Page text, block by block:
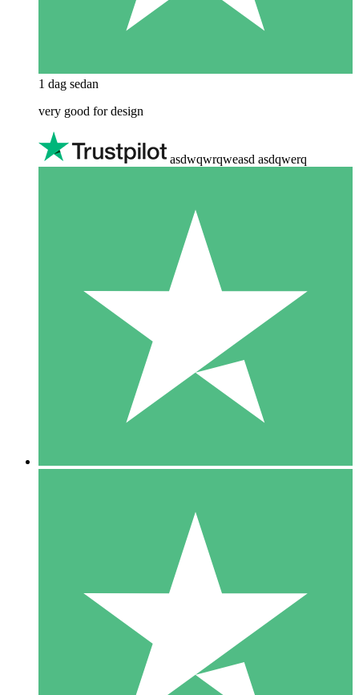
1 dag sedan
very good for design
asdwqwrqweasd asdqwerq